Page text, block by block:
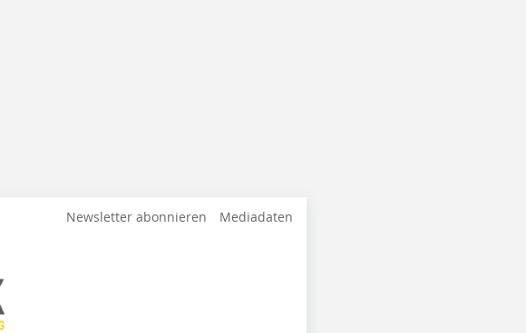
Newsletter abonnieren Mediadaten